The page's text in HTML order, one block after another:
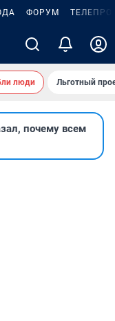
ФОРУМ
люди Льготный
почему всем